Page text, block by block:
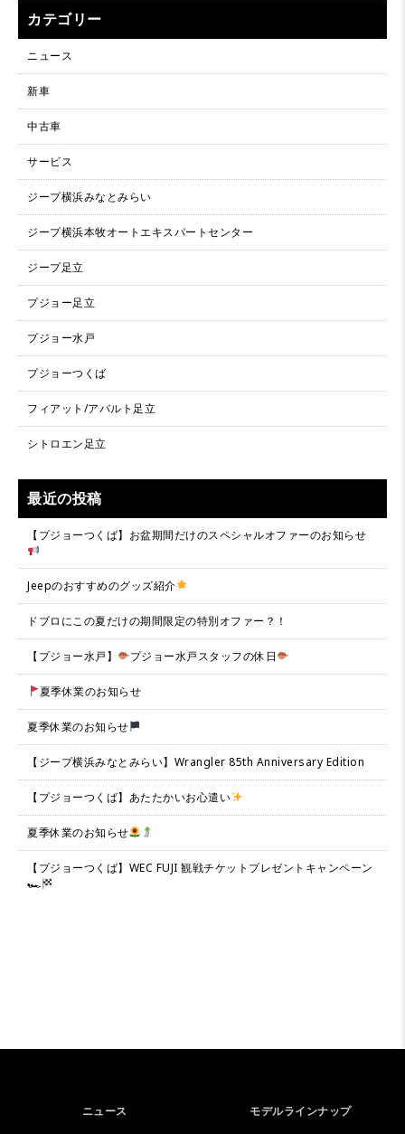
カテゴリー
ニュース
新車
中古車
サービス
ジープ横浜みなとみらい
ジープ横浜本牧オートエキスパートセンター
ジープ足立
プジョー足立
プジョー水戸
プジョーつくば
フィアット/アバルト足立
シトロエン足立
最近の投稿
【プジョーつくば】お盆期間だけのスペシャルオファーのお知らせ
Jeepのおすすめのグッズ紹介
ドブロにこの夏だけの期間限定の特別オファー？！
【プジョー水戸】 プジョー水戸スタッフの休日
夏季休業のお知らせ
夏季休業のお知らせ
【ジープ横浜みなとみらい】Wrangler 85th Anniversary Edition
【プジョーつくば】あたたかいお心遣い
夏季休業のお知らせ
【プジョーつくば】WEC FUJI 観戦チケットプレゼントキャンペーン
🏎
ニュース
モデルラインナップ